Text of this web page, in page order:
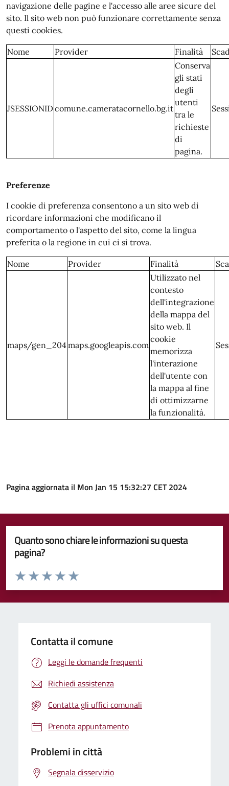
navigazione delle pagine e l'accesso alle aree sicure del
sito. Il sito web non può funzionare correttamente senza
questi cookies.
Nome Provider Finalità
JSESSIONIDcomune.cameratacornello.bg.it
Conserva
gli stati
degli
utenti
tra le
richieste
di
pagina.
Preferenze
I cookie di preferenza consentono a un sito web di
ricordare informazioni che modificano il
comportamento o l'aspetto del sito, come la lingua
preferita o la regione in cui ci si trova.
Nome Provider Finalità
maps/gen_204maps.googleapis.com
Utilizzato nel
contesto
dell'integrazione
della mappa del
sito web. Il
cookie
memorizza
l'interazione
dell'utente con
la mappa al fine
di ottimizzarne
la funzionalità.
Pagina aggiornata il Mon Jan 15 15:32:27 CET 2024
Quanto sono chiare le informazioni su questa
pagina?
Valuta da 1 a 5 stelle la pagina
Valuta 5 stelle su 5
Valuta 4 stelle su 5
Valuta 3 stelle su 5
Valuta 2 stelle su 5
Valuta 1 stelle su 5
Contatta il comune
Leggi le domande frequenti
Richiedi assistenza
Contatta gli uffici comunali
Prenota appuntamento
Problemi in città
Segnala disservizio